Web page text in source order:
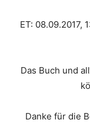
ET: 08.09.2017,
Das Buch und
Danke für die